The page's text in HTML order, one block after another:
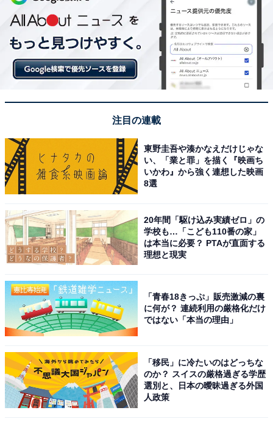
接近を教えてくれる安全支援機能が優秀で運転中の
安全に配慮しながら快適に運転したい人や、後方の死角
【今日チェックしたい】コムテックの人気商品5選
コムテック「ZDR048」
注目の連載
東野圭吾や湊かなえだけじゃな
い、「業と罪」を描く『映画ち
いかわ』から強く連想した映画
8選
20年間「駆け込み実績ゼロ」の
学校も…「こども110番の家」
は本当に必要？ PTAが直面する
理想と現実
「青春18きっぷ」販売激減の裏
に何が？ 連続利用の厳格化だけ
ではない「本当の理由」
「移民」に冷たいのはどっちな
のか？ スイスの厳格過ぎる学歴
選別と、日本の曖昧過ぎる外国
人政策